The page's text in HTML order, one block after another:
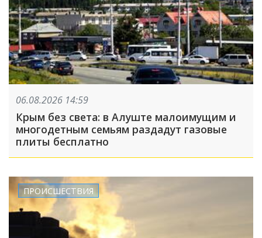
06.08.2026 14:59
Крым без света: в Алуште малоимущим и
многодетным семьям раздадут газовые
плиты бесплатно
ПРОИСШЕСТВИЯ